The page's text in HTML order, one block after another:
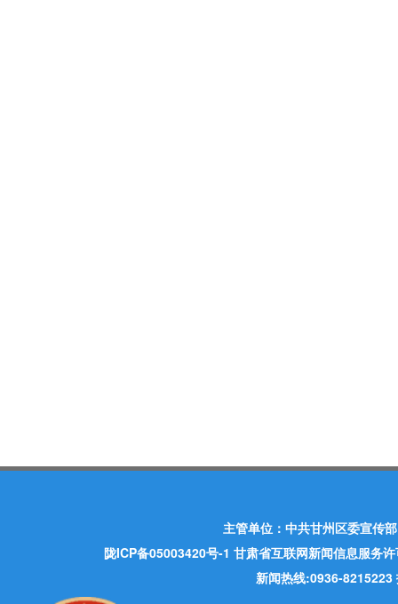
主管单位：中共甘州区委宣传
陇ICP备05003420号-1 甘肃省互联网新闻信息服务
新闻热线:0936-8215223